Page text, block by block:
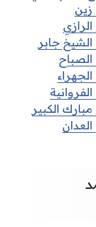
جابر
الكبير